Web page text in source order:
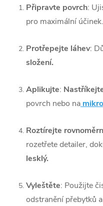
Připravte povrch:
pro maximální účinek.
Protřepejte láhev:
složení.
Aplikujte:
povrch nebo na
Roztírejte
rozetřete detailer,
lesklý.
Vyleštěte: Použijte
odstranění přebytků